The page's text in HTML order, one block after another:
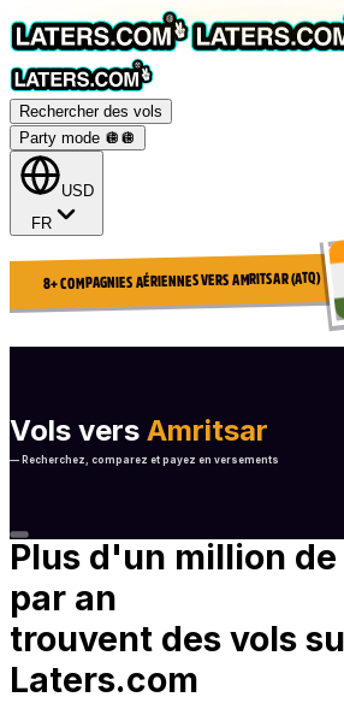
Rechercher des vols
Party mode 🪩 🪩
USD
FR
8+ COMPAGNIES AÉRIENNES VERS AMRITSAR (ATQ)
Vols vers Amritsar
— Recherchez, comparez et payez en versements
Plus d'un million
par an
trouvent des vols
Laters.com